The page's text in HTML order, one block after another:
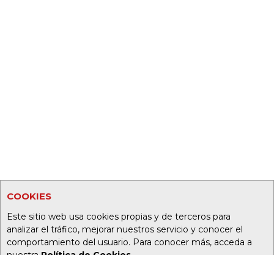
COOKIES
Este sitio web usa cookies propias y de terceros para
analizar el tráfico, mejorar nuestros servicio y conocer el
comportamiento del usuario. Para conocer más, acceda a